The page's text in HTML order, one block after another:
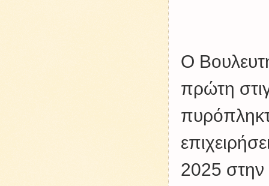
Ο
πρώτη
2025 στην